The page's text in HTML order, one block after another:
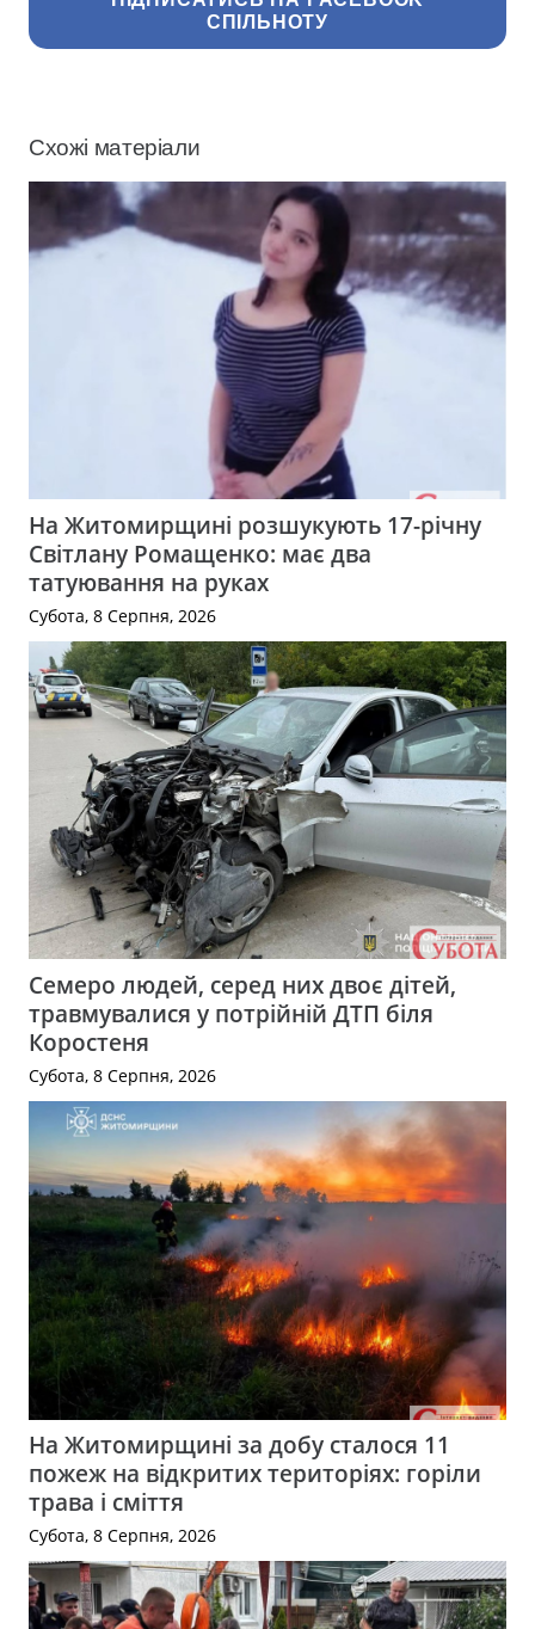
СПІЛЬНОТУ
Схожі матеріали
На Житомирщині розшукують 17-річну
Світлану Ромащенко: має два
татуювання на руках
Субота, 8 Серпня, 2026
Семеро людей, серед них двоє дітей,
травмувалися у потрійній ДТП біля
Коростеня
Субота, 8 Серпня, 2026
На Житомирщині за добу сталося 11
пожеж на відкритих територіях: горіли
трава і сміття
Субота, 8 Серпня, 2026